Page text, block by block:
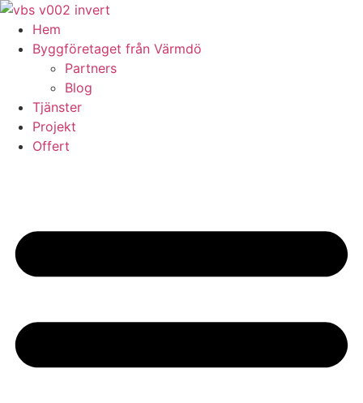
Skip
content
Hem
Byggföretaget från Värmdö
Partners
Blog
Tjänster
Projekt
Offert